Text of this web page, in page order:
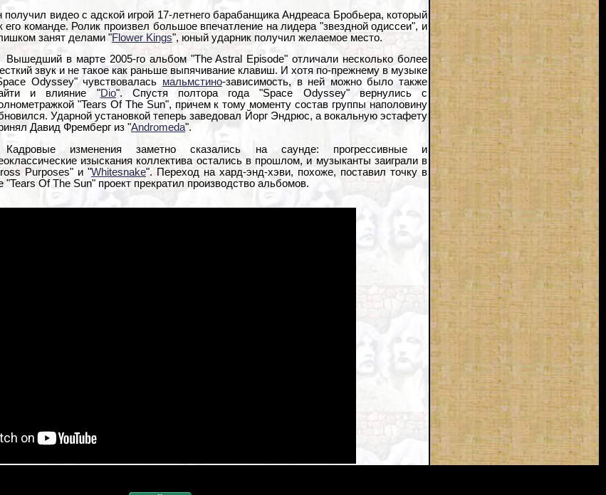
получил видео с адской игрой 17-летнего барабанщика Андреаса Бробьера, который
его команде. Ролик произвел большое впечатление на лидера "звездной одиссеи", и
занят делами "Flower Kings", юный ударник получил желаемое место.
Вышедший в марте 2005-го альбом "The Astral Episode" отличали несколько более
звук и не такое как раньше выпячивание клавиш. И хотя по-прежнему в музыке
Odyssey" чувствовалась мальмстино-зависимость, в ней можно было также
и влияние "Dio". Спустя полтора года "Space Odyssey" вернулись с
"Tears Of The Sun", причем к тому моменту состав группы наполовину
Ударной установкой теперь заведовал Йорг Эндрюс, а вокальную эстафету
Давид Фремберг из "Andromeda".
Кадровые изменения заметно сказались на саунде: прогрессивные и
изыскания коллектива остались в прошлом, и музыканты заиграли в
Purposes" и "Whitesnake". Переход на хард-энд-хэви, похоже, поставил точку в
Of The Sun" проект прекратил производство альбомов.